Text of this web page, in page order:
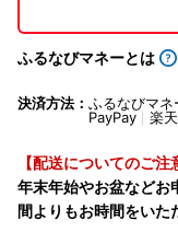
ふるなびマネーとは
決済方法： ふるなびマネ
PayPay
楽
【配送についてのご注
年末年始やお盆などお
間よりもお時間をいた